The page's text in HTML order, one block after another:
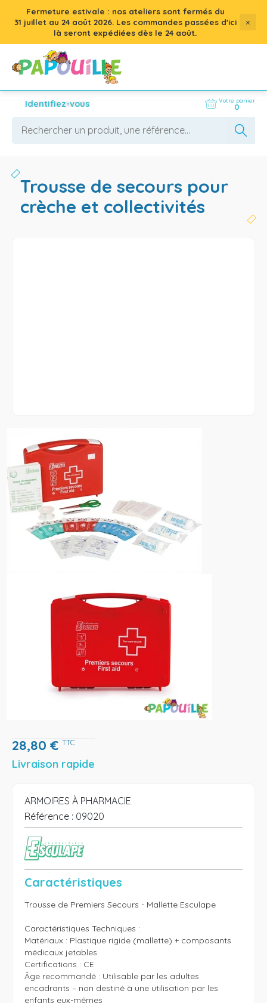
Fermeture estivale : nos ateliers sont fermés du
31 juillet au 24 août 2026. Les commandes passées d'ici
là seront expédiées dès le 24 août.
×
Identifiez-vous Votre panier
0
trousse de secours pour
crèche et collectivités
28,80 € TTC
Livraison rapide
ARMOIRES À PHARMACIE
Référence : 09020
Caractéristiques
Trousse de Premiers Secours - Mallette Esculape
Caractéristiques Techniques :
Matériaux : Plastique rigide (mallette) + composants
médicaux jetables
Certifications : CE
Âge recommandé : Utilisable par les adultes
encadrants – non destiné à une utilisation par les
enfants eux-mêmes